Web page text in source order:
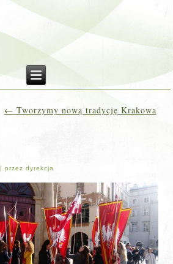
← Tworzymy nową tradycję Krakowa
|przez dyrekcja